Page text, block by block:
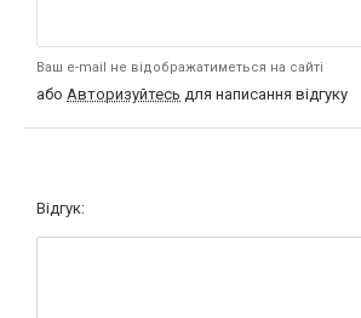
Ваш e-mail не відображатиметься на сайті
або Авторизуйтесь для написання відгуку
Відгук: